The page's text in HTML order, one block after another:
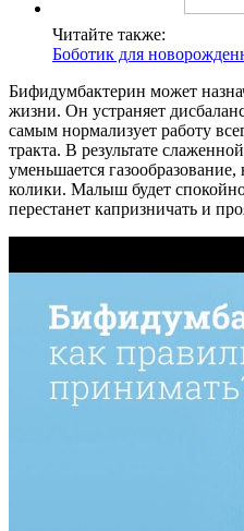
Читайте также:
Боботик для
Бифидумбактерин может
жизни. Он устраняет
самым нормализует работу
тракта. В результате
уменьшается
колики. Малыш будет спокойно
перестанет капризничать и